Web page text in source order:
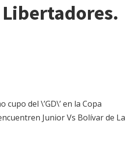
del \’GD\’ en la Copa
Junior Vs Bolívar de La